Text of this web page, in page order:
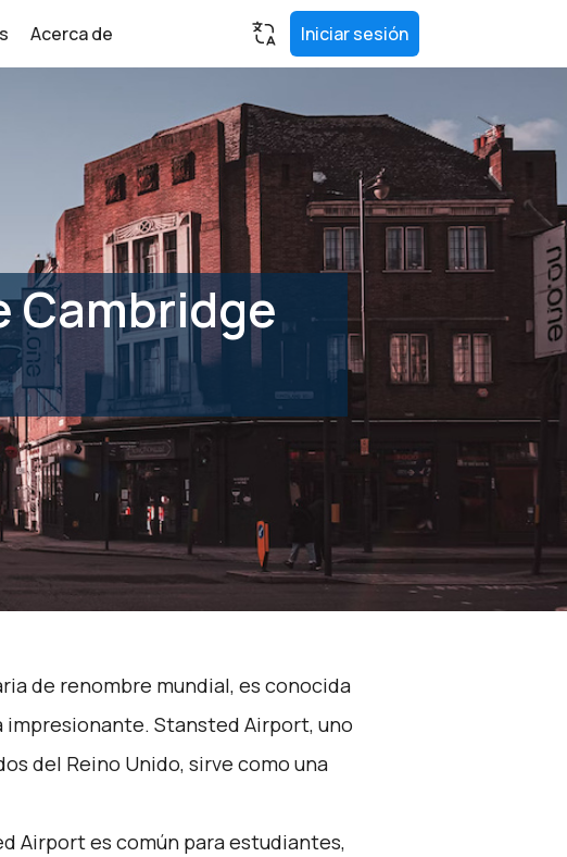
Acerca de Iniciar sesión
Cambridge
de renombre mundial, es conocida
Stansted Airport, uno
del Reino Unido, sirve como una
Airport es común para estudiantes,